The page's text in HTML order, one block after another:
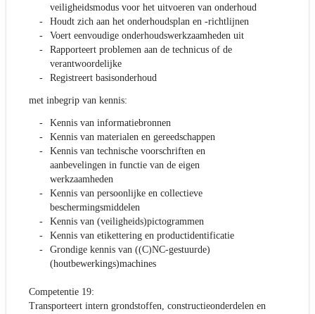
veiligheidsmodus voor het uitvoeren van onderhoud
Houdt zich aan het onderhoudsplan en -richtlijnen
Voert eenvoudige onderhoudswerkzaamheden uit
Rapporteert problemen aan de technicus of de
verantwoordelijke
Registreert basisonderhoud
met inbegrip van kennis:
Kennis van informatiebronnen
Kennis van materialen en gereedschappen
Kennis van technische voorschriften en
aanbevelingen in functie van de eigen
werkzaamheden
Kennis van persoonlijke en collectieve
beschermingsmiddelen
Kennis van (veiligheids)pictogrammen
Kennis van etikettering en productidentificatie
Grondige kennis van ((C)NC-gestuurde)
(houtbewerkings)machines
Competentie 19:
Transporteert intern grondstoffen, constructieonderdelen en